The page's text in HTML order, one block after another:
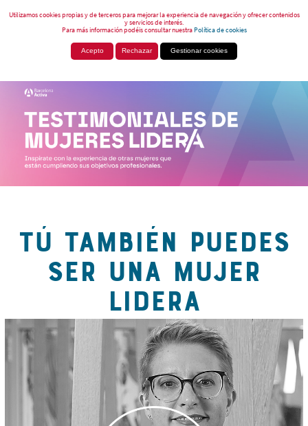
Utilizamos cookies propias y de terceros para mejorar la experiencia de navegación y ofrecer contenidos
y servicios de interés.
Para más información podéis consultar nuestraPolítica de cookies
Acepto Rechazar Gestionar cookies
TÚ TAMBIÉN PUEDES
SER UNA MUJER
LIDERA